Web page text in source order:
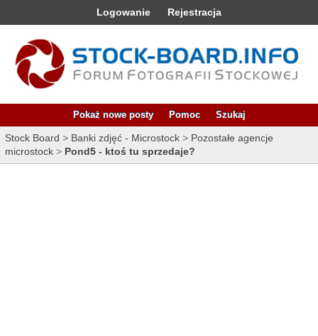
Logowanie Rejestracja
Pokaż nowe posty Pomoc Szukaj
Stock Board > Banki zdjęć - Microstock > Pozostałe agencje
microstock > Pond5 - ktoś tu sprzedaje?